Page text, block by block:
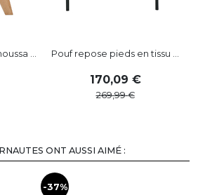
... Pouf repose pieds en tissu ...
170,09
269,99
ONT AUSSI AIMÉ :
-37%